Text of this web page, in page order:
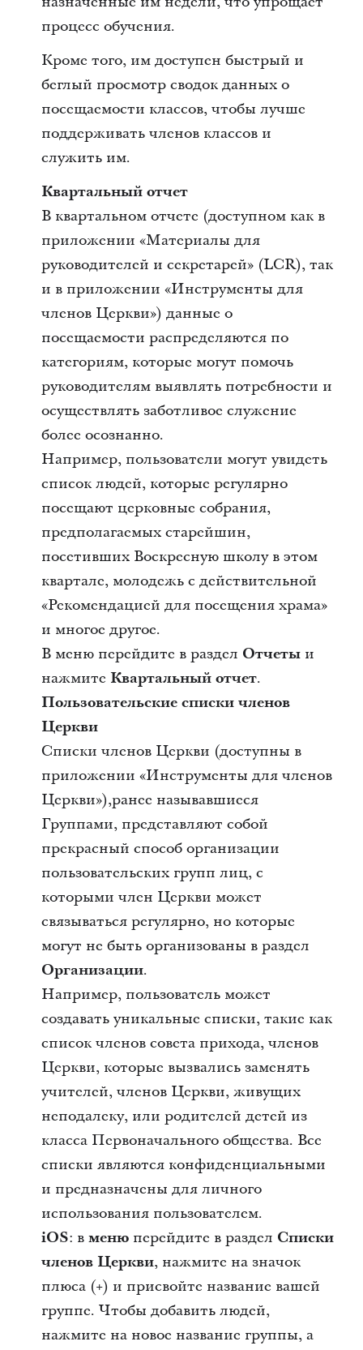
процесс обучения.
Кроме того, им доступен быстрый и
беглый просмотр сводок данных о
посещаемости классов, чтобы лучше
поддерживать членов классов и
служить им.
Квартальный отчет
В квартальном отчете (доступном как в
приложении «Материалы для
руководителей и секретарей» (LCR), так
и в приложении «Инструменты для
членов Церкви») данные о
посещаемости распределяются по
категориям, которые могут помочь
руководителям выявлять потребности и
осуществлять заботливое служение
более осознанно.
Например, пользователи могут увидеть
список людей, которые регулярно
посещают церковные собрания,
предполагаемых старейшин,
посетивших Воскресную школу в этом
квартале, молодежь с действительной
«Рекомендацией для посещения храма»
и многое другое.
В меню перейдите в раздел Отчетыи
нажмите Квартальный отчет.
Пользовательские списки членов
Церкви
Списки членов Церкви (доступны в
приложении «Инструменты для членов
Церкви»),ранее называвшиеся
Группами, представляют собой
прекрасный способ организации
пользовательских групп лиц, с
которыми член Церкви может
связываться регулярно, но которые
могут не быть организованы в раздел
Организации.
Например, пользователь может
создавать уникальные списки, такие как
список членов совета прихода, членов
Церкви, которые вызвались заменять
учителей, членов Церкви, живущих
неподалеку, или родителей детей из
класса Первоначального общества. Все
списки являются конфиденциальными
и предназначены для личного
использования пользователем.
iOS: в менюперейдите в раздел Списки
членов Церкви, нажмите на значок
плюса (+) и присвойте название вашей
группе. Чтобы добавить людей,
нажмите на новое название группы, а